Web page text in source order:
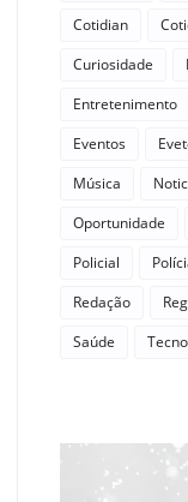
Cotidian
Curiosidade
Entretenimento
Eventos
Música
Oportunidade
Policial
Redação
Saúde